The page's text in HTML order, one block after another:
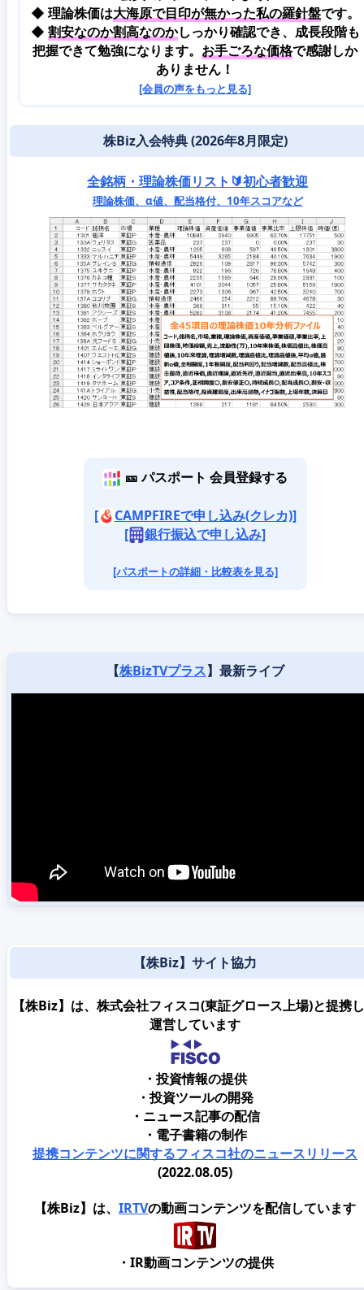
◆ 理論株価は大海原で目印が無かった私の羅針盤です。
◆ 割安なのか割高なのかしっかり確認でき、成長段階も
把握できて勉強になります。 お手ごろな価格で感謝しか
ありません！
[会員の声をもっと見る]
株Biz入会特典 (2026年8月限定)
全銘柄・理論株価リスト🔰初心者歓迎
理論株価、α値、配当格付、10年スコアなど
🎫 パスポート 会員登録する
[
CAMPFIREで申し込み(クレカ)]
[
銀行振込で申し込み]
[パスポートの詳細・比較表を見る]
【株BizTVプラス】最新ライブ
【株Biz】サイト協力
【株Biz】は、株式会社フィスコ(東証グロース上場)と提携
運営しています
・投資情報の提供
・投資ツールの開発
・ニュース記事の配信
・電子書籍の制作
提携コンテンツに関するフィスコ社のニュースリリース
(2022.08.05)
【株Biz】は、 IRTVの動画コンテンツを配信しています
・IR動画コンテンツの提供